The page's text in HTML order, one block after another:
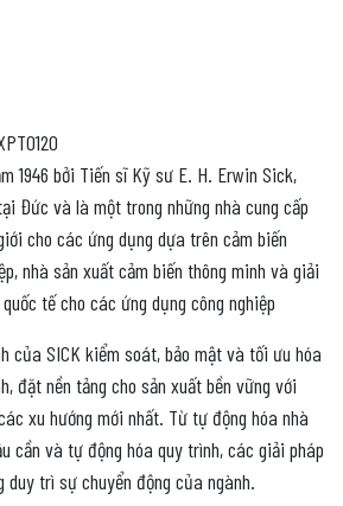
1946 bởi Tiến sĩ Kỹ sư E. H. Erwin Sick,
Đức và là một trong những nhà cung cấp
cho các ứng dụng dựa trên cảm biến
nhà sản xuất cảm biến thông minh và giải
tế cho các ứng dụng công nghiệp
của SICK kiểm soát, bảo mật và tối ưu hóa
đặt nền tảng cho sản xuất bền vững với
xu hướng mới nhất. Từ tự động hóa nhà
cần và tự động hóa quy trình, các giải pháp
duy trì sự chuyển động của ngành.